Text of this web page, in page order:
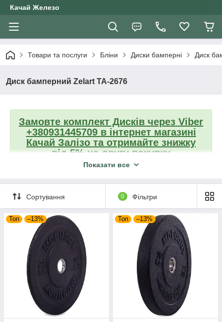
Качай Железо
Товари та послуги Бліни Диски бамперні Диск
Диск бамперний Zelart TA-2676
Замовте комплект Дисків через Viber
+380931445709 в інтернет магазині
Качай Залізо та отримайте знижку
від 5% на другу покупку
Повернутися до вибору дисків
Показати все
Сортування 0 Фільтри
Топ –13% Топ –13%